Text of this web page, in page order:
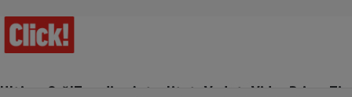
Ultima Oră!Trending Actualitate Vedete Video Prime Time